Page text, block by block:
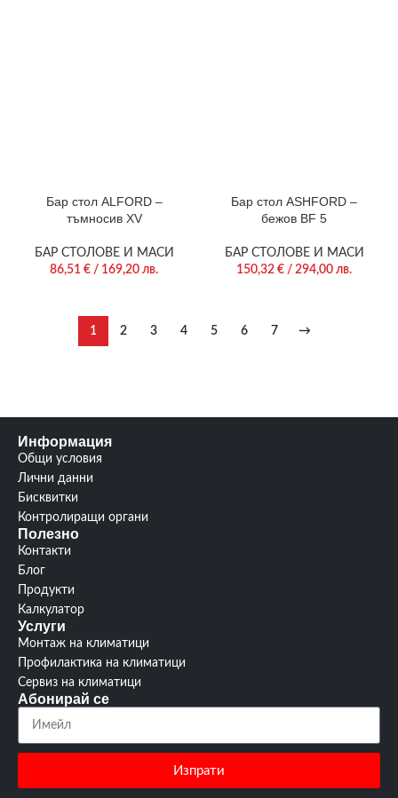
Бар стол ALFORD –
тъмносив XV
БАР СТОЛОВЕ И МАСИ
86,51 € / 169,20 лв.
Бар стол ASHFORD –
бежов BF 5
БАР СТОЛОВЕ И МАСИ
150,32 € / 294,00 лв.
1 2 3 4 5 6 7 →
Информация
Общи условия
Лични данни
Бисквитки
Контролиращи органи
Полезно
Контакти
Блог
Продукти
Калкулатор
Услуги
Монтаж на климатици
Профилактика на климатици
Сервиз на климатици
Абонирай се
Изпрати